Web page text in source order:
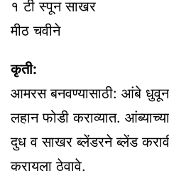
१ टी स्पून साखर
मीठ चवीने
कृती:
आमरस बनवण्यासाठी: आंबे
लहान फोडी कराव्यात.
दुध व साखर ब्लेंडरने ब्लेंड
करायला ठेवावे.